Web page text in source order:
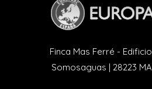
Finca Mas Ferré -
Somosaguas | 28223